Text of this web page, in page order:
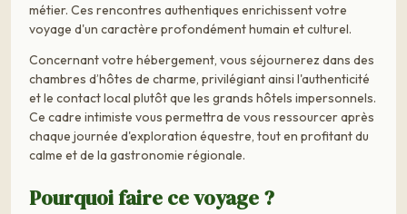
métier. Ces rencontres authentiques enrichissent votre
voyage d'un caractère profondément humain et culturel.
Concernant votre hébergement, vous séjournerez dans des
chambres d’hôtes de charme, privilégiant ainsi l'authenticité
et le contact local plutôt que les grands hôtels impersonnels.
Ce cadre intimiste vous permettra de vous ressourcer après
chaque journée d'exploration équestre, tout en profitant du
calme et de la gastronomie régionale.
Pourquoi faire ce voyage ?